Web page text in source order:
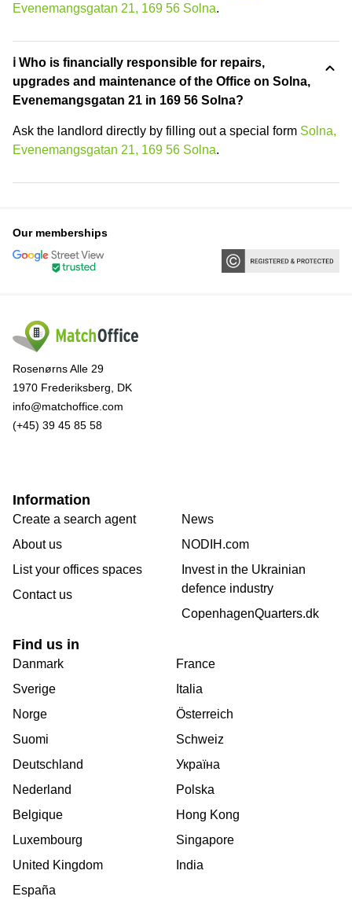
Evenemangsgatan 21, 169 56 Solna.
ℹ️ Who is financially responsible for repairs,
upgrades and maintenance of the Office on Solna,
Evenemangsgatan 21 in 169 56 Solna?
Ask the landlord directly by filling out a special form Solna,
Evenemangsgatan 21, 169 56 Solna.
Our memberships
Rosenørns Alle 29
1970 Frederiksberg, DK
info@matchoffice.com
(+45) 39 45 85 58
Information
Create a search agent
About us
List your offices spaces
Contact us
News
NODIH.com
Invest in the Ukrainian
defence industry
CopenhagenQuarters.dk
Find us in
Danmark
Sverige
Norge
Suomi
Deutschland
Nederland
Belgique
Luxembourg
United Kingdom
España
France
Italia
Österreich
Schweiz
Україна
Polska
Hong Kong
Singapore
India